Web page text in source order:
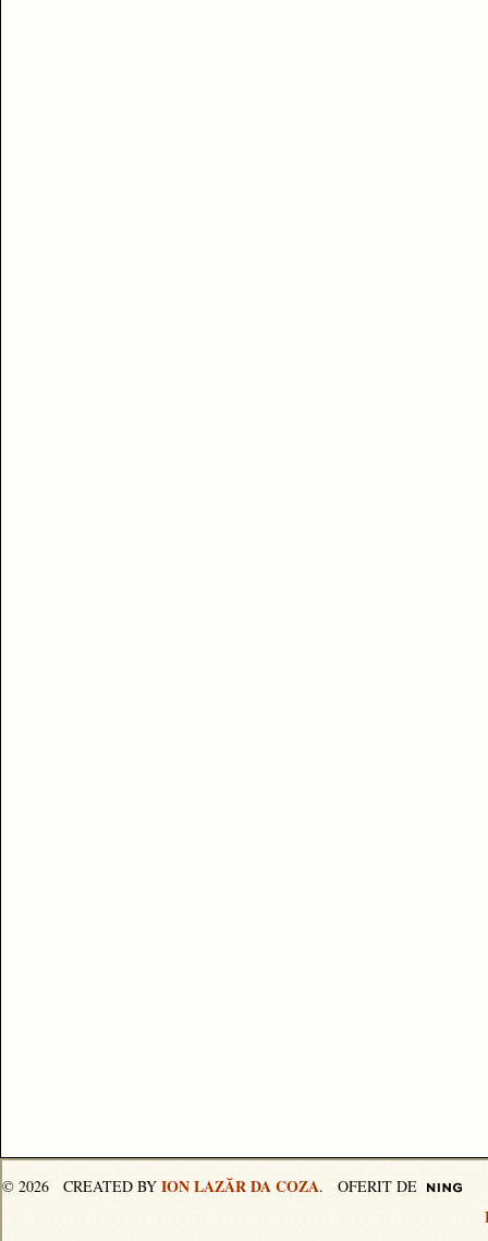
© 2026 CREATED BY ION LAZĂR DA COZA. OFERIT DE